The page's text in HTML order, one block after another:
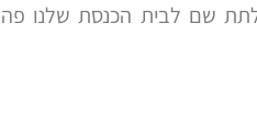
שם לבית הכנסת שלנו פה